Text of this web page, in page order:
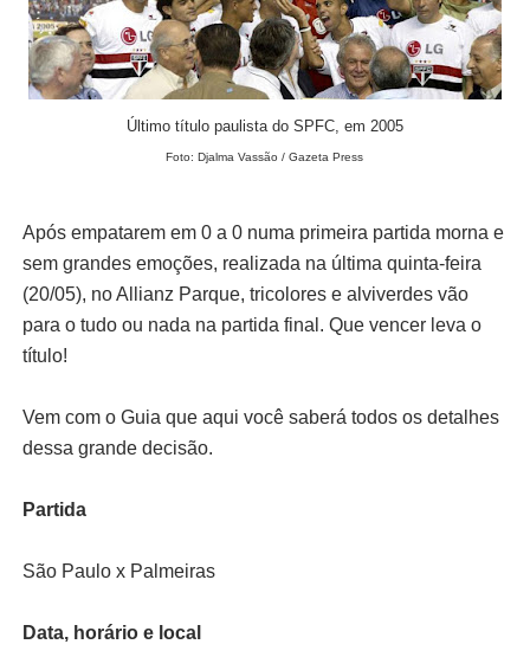
Último título paulista do SPFC, em 2005
Foto: Djalma Vassão / Gazeta Press
Após empatarem em 0 a 0 numa primeira partida morna e
sem grandes emoções, realizada na última quinta-feira
(20/05), no Allianz Parque, tricolores e alviverdes vão
para o tudo ou nada na partida final. Que vencer leva o
título!
Vem com o Guia que aqui você saberá todos os detalhes
dessa grande decisão.
Partida
São Paulo x Palmeiras
Data, horário e local